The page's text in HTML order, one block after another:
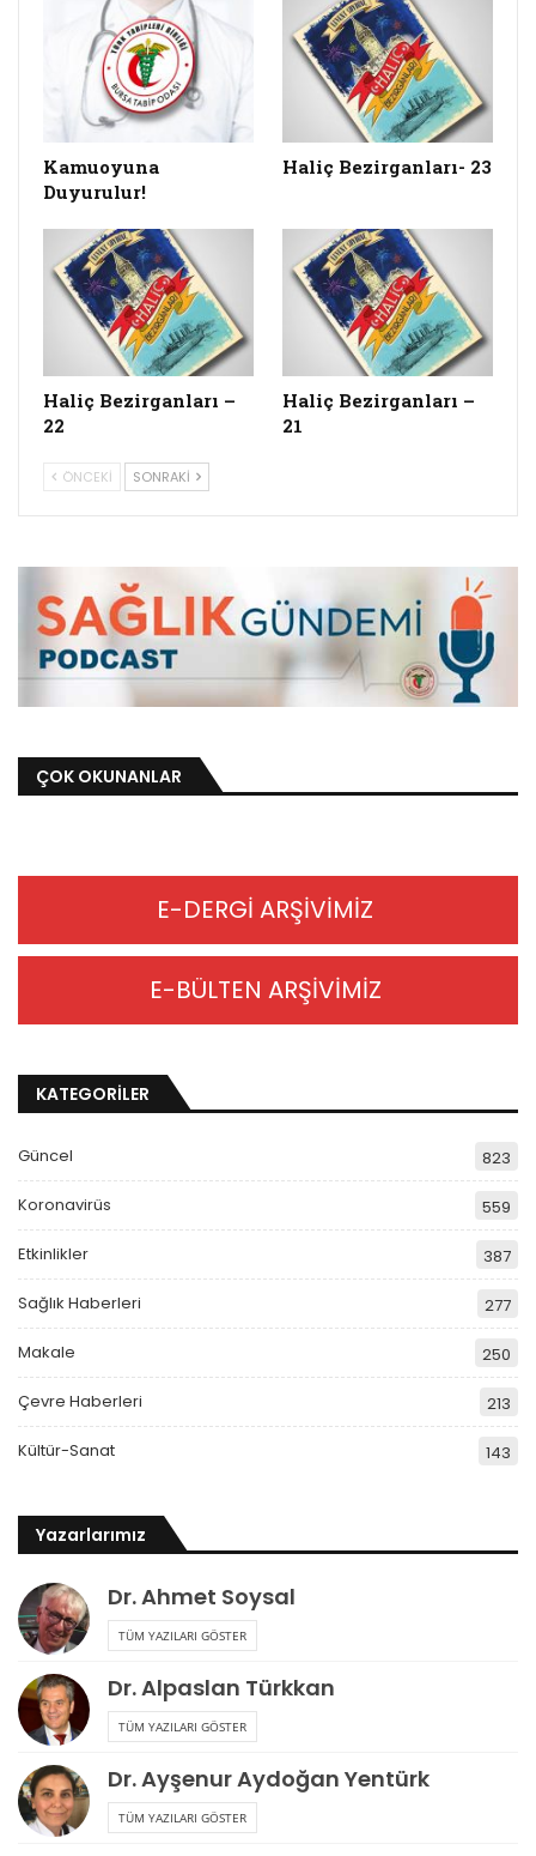
Kamuoyuna
Duyurulur!
Haliç Bezirganları- 23
Haliç Bezirganları –
22
Haliç Bezirganları –
21
ÖNCEKI SONRAKI
ÇOK OKUNANLAR
E-DERGİ ARŞİVİMİZ
E-BÜLTEN ARŞİVİMİZ
KATEGORİLER
Güncel 823
Koronavirüs 559
Etkinlikler 387
Sağlık Haberleri 277
Makale 250
Çevre Haberleri 213
Kültür-Sanat 143
Yazarlarımız
Dr. Ahmet Soysal
TÜM YAZILARI GÖSTER
Dr. Alpaslan Türkkan
TÜM YAZILARI GÖSTER
Dr. Ayşenur Aydoğan Yentürk
TÜM YAZILARI GÖSTER